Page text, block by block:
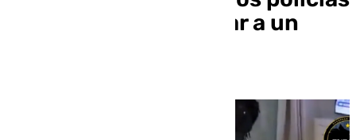
en Francia para liberar a un